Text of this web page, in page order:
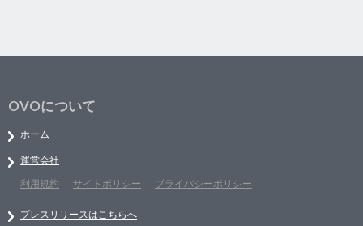
OVOについて
ホーム
運営会社
利用規約
サイトポリシー プライバシーポリシー
プレスリリースはこちらへ